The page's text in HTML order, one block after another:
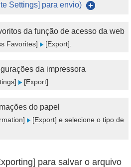
Settings] para envio)
da função de acesso da web
Favorites] [Export].
da impressora
[Export].
do papel
[Export] e selecione o tipo de
para salvar o arquivo